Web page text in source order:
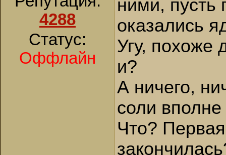
4288
Статус:
Оффлайн
ними, пусть
оказались
Угу, похоже
и?
А ничего,
соли
Что?